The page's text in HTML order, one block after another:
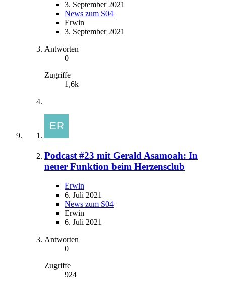
3. September 2021
News zum S04
Erwin
3. September 2021
Antworten
0
Zugriffe
1,6k
Podcast #23 mit Gerald Asamoah: In
neuer Funktion beim Herzensclub
Erwin
6. Juli 2021
News zum S04
Erwin
6. Juli 2021
Antworten
0
Zugriffe
924